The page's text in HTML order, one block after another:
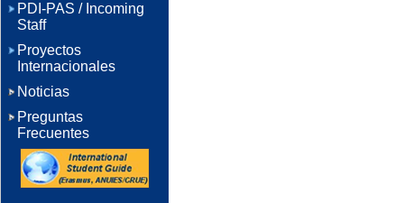
PDI-PAS / Incoming
Staff
Proyectos
Internacionales
Noticias
Preguntas
Frecuentes